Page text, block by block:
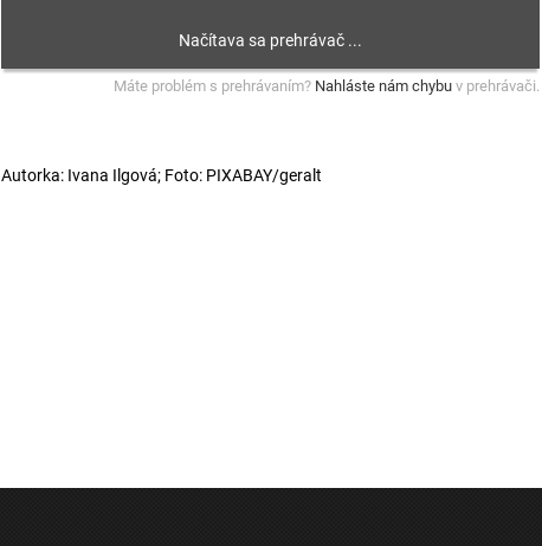
Máte problém s prehrávaním? Nahláste nám chybu v prehrávači.
Autorka: Ivana Ilgová; Foto: PIXABAY/geralt